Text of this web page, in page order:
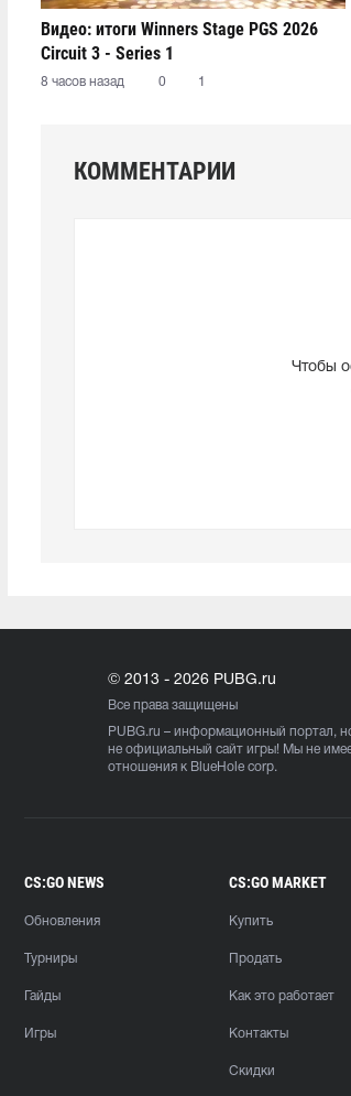
Видео: итоги Winners Stage PGS 2026
Circuit 3 - Series 1
8 часов назад 0 1
КОММЕНТАРИИ
Чтобы
© 2013 - 2026 PUBG.ru
Все права защищены
PUBG.ru – информационный портал,
не официальный сайт игры! Мы не
отношения к BlueHole corp.
CS:GO NEWS
Обновления
Турниры
Гайды
Игры
CS:GO MARKET
Купить
Продать
Как это работает
Контакты
Скидки